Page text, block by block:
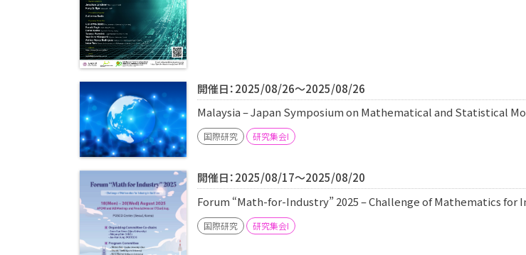
開催日：2025/08/26～2025/08/26
Malaysia – Japan Symposium on Mathematical and Statistical
国際研究 研究集会I
開催日：2025/08/17～2025/08/20
Forum “Math-for-Industry” 2025 – Challenge of Mathematics for
国際研究 研究集会I